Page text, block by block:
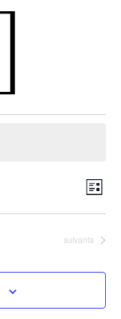
Liste
Évènements
suivants